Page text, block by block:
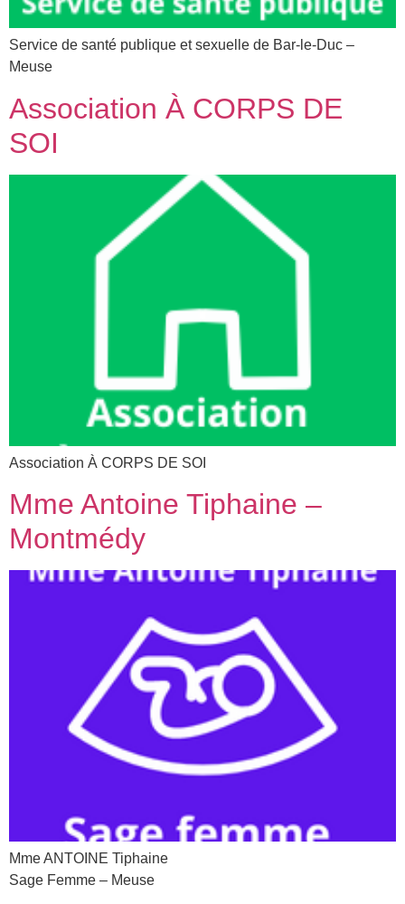
Service de santé publique et sexuelle de Bar-le-Duc –
Meuse
Association À CORPS DE
SOI
Association À CORPS DE SOI
Mme Antoine Tiphaine –
Montmédy
Mme ANTOINE Tiphaine
Sage Femme – Meuse